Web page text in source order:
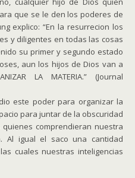
que se le den los poderes de
explico: “En la resurrecion los
y diligentes en todas las cosas
su primer y segundo estado
aun los hijos de Dios van a
LA MATERIA.” (Journal
este poder para organizar la
para juntar de la obscuridad
comprendieran nuestra
Al igual el saco una cantidad
cuales nuestras inteligencias